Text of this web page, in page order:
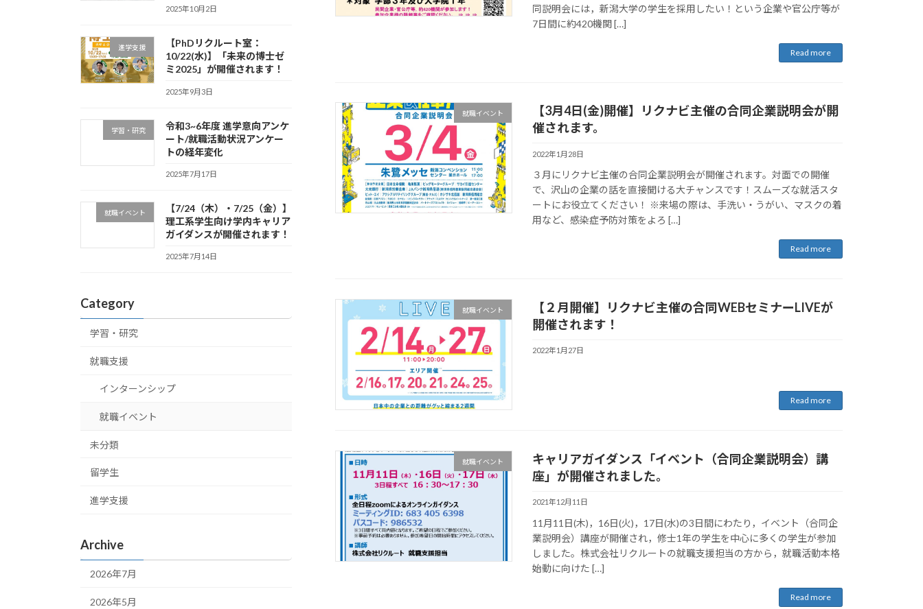
同説明会には，新潟大学の学生を採用したい！という企業や官公庁等が
7日間に約420機関 […]
Read more
就職イベント
【3月4日(金)開催】リクナビ主催の合同企業説明会が開
催されます。
2022年1月28日
３月にリクナビ主催の合同企業説明会が開催されます。対面での開催
で、沢山の企業の話を直接聞ける大チャンスです！スムーズな就活スタ
ートにお役立てください！ ※来場の際は、手洗い・うがい、マスクの着
用など、感染症予防対策をよろ […]
Read more
就職イベント
【２月開催】リクナビ主催の合同WEBセミナーLIVEが
開催されます！
2022年1月27日
Read more
就職イベント
キャリアガイダンス「イベント（合同企業説明会）講
座」が開催されました。
2021年12月11日
11月11日(木)，16日(火)，17日(水)の3日間にわたり，イベント（合同企
業説明会）講座が開催され，修士1年の学生を中心に多くの学生が参加
しました。株式会社リクルートの就職支援担当の方から，就職活動本格
始動に向けた […]
Read more
2025年10月2日
進学支援
【PhDリクルート室：
10/22(水)】「未来の博士ゼ
ミ2025」が開催されます！
2025年9月3日
学習・研究
令和3~6年度 進学意向アンケ
ート/就職活動状況アンケー
トの経年変化
2025年7月17日
就職イベント
【7/24（木）・7/25（金）】
理工系学生向け学内キャリア
ガイダンスが開催されます！
2025年7月14日
Category
学習・研究
就職支援
インターンシップ
就職イベント
未分類
留学生
進学支援
Archive
2026年7月
2026年5月